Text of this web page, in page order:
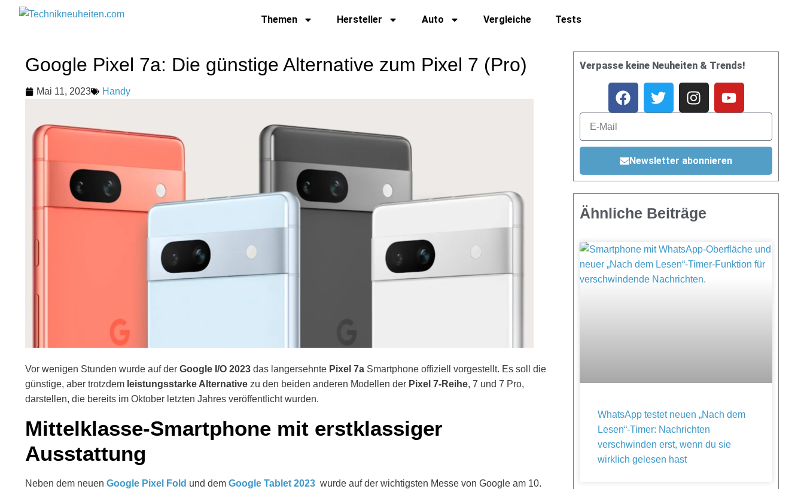
Themen Hersteller Auto Vergleiche Tests
Google Pixel 7a: Die günstige Alternative zum Pixel 7 (Pro)
Mai 11, 2023 Handy
Vor wenigen Stunden wurde auf der Google I/O 2023 das langersehnte Pixel 7a Smartphone offiziell vorgestellt. Es soll die
günstige, aber trotzdem leistungsstarke Alternative zu den beiden anderen Modellen der Pixel 7-Reihe, 7 und 7 Pro,
darstellen, die bereits im Oktober letzten Jahres veröffentlicht wurden.
Mittelklasse-Smartphone mit erstklassiger
Ausstattung
Neben dem neuen Google Pixel Fold und dem Google Tablet 2023 wurde auf der wichtigsten Messe von Google am 10.
Verpasse keine Neuheiten & Trends!
Newsletter abonnieren
Ähnliche Beiträge
WhatsApp testet neuen „Nach dem
Lesen“-Timer: Nachrichten
verschwinden erst, wenn du sie
wirklich gelesen hast